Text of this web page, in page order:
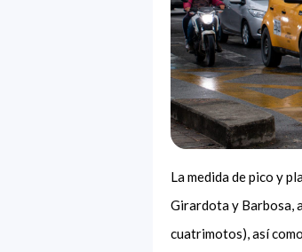
La medida de pico y
Girardota y Barbosa,
cuatrimotos), así